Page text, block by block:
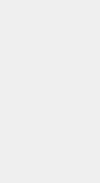
Predstavljamo
Je neodvisno
"Benevolent",